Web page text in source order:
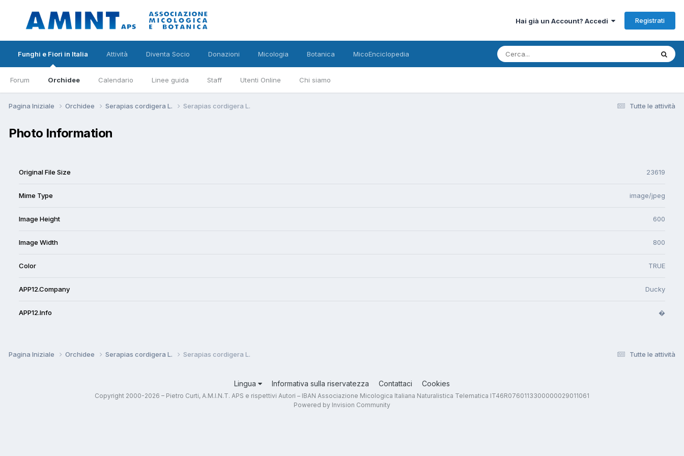
Hai già un Account? Accedi Registrati
Funghi e Fiori in Italia
Forum Orchidee Calendario Linee guida Staff Utenti Online Chi siamo
Attività Diventa Socio Donazioni Micologia Botanica MicoEnciclopedia
Tutte le attività
Pagina Iniziale Orchidee Serapias cordigera L. Serapias cordigera L.
Photo Information
Original File Size 23619
Mime Type image/jpeg
Image Height 600
Image Width 800
Color TRUE
APP12.Company Ducky
APP12.Info �
Tutte le attività
Pagina Iniziale Orchidee Serapias cordigera L. Serapias cordigera L.
Lingua Informativa sulla riservatezza Contattaci Cookies
Copyright 2000-2026 – Pietro Curti, A.M.I.N.T. APS e rispettivi Autori – IBAN Associazione Micologica Italiana Naturalistica Telematica IT46R0760113300000029011061
Powered by Invision Community